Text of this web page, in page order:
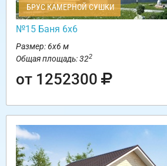
БРУС КАМЕРНОЙ СУШКИ
№15 Баня 6х6
Размер: 6х6 м
Общая площадь: 322
от 1252300